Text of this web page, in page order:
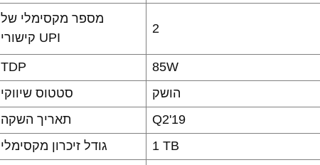
מספר מקסימלי של
קישורי UPI
2
TDP
85W
סטטוס שיווקי
הושק
תאריך השקה
Q2'19
גודל זיכרון מקסימלי
1 TB